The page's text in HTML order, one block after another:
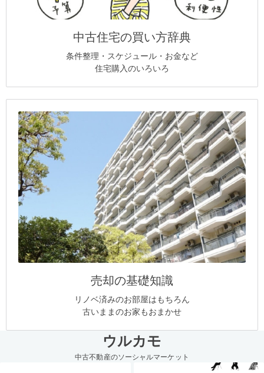
中古住宅の買い方辞典
条件整理・スケジュール・お金など
住宅購入のいろいろ
売却の基礎知識
リノベ済みのお部屋はもちろん
古いままのお家もおまかせ
ウルカモ
中古不動産のソーシャルマーケット